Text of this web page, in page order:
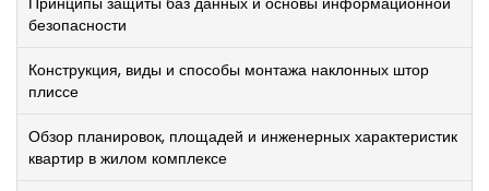
безопасности
Конструкция, виды и способы монтажа наклонных штор
плиссе
Обзор планировок, площадей и инженерных характеристик
квартир в жилом комплексе